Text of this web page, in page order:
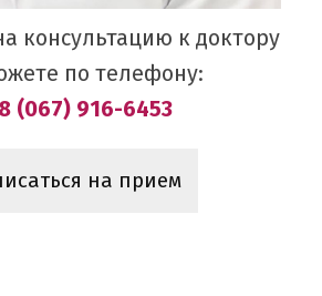
консультацию к доктору
по телефону:
(067) 916-6453
на прием